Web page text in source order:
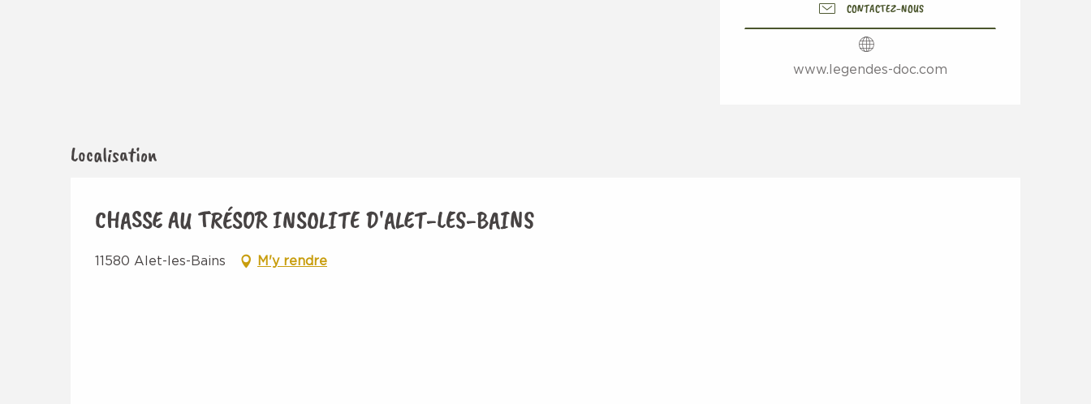
CONTACTEZ-NOUS
www.legendes-doc.com
Localisation
CHASSE AU TRÉSOR INSOLITE D'ALET-LES-BAINS
11580 Alet-les-Bains M'y rendre